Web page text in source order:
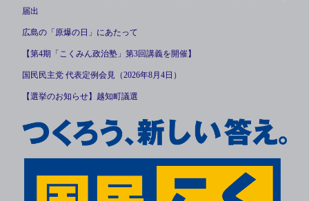
届出
広島の「原爆の日」にあたって
【第4期「こくみん政治塾」第3回講義を開催】
国民民主党 代表定例会見（2026年8月4日）
【選挙のお知らせ】越知町議選